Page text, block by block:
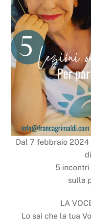
Dal 7 febbraio
5 incontri
sulla
LA
Lo sai che la tua